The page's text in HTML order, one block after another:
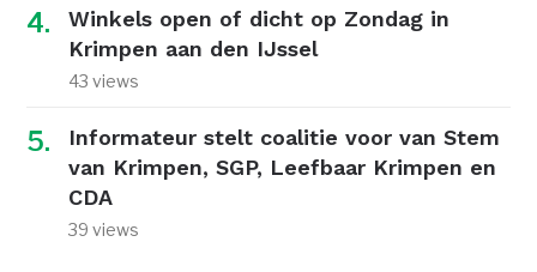
Winkels open of dicht op Zondag in
Krimpen aan den IJssel
43 views
Informateur stelt coalitie voor van Stem
van Krimpen, SGP, Leefbaar Krimpen en
CDA
39 views